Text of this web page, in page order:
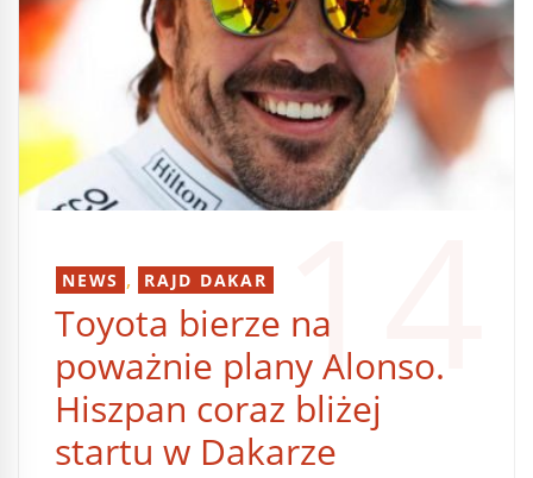
14
NEWS , RAJD DAKAR
Toyota bierze na
poważnie plany Alonso.
Hiszpan coraz bliżej
startu w Dakarze